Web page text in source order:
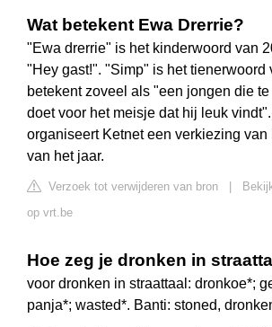
Wat betekent Ewa Drerrie?
"Ewa drerrie" is het kinderwoord van
"Hey gast!". "Simp" is het tienerwoord
betekent zoveel als "een jongen die
doet voor het meisje dat hij leuk
organiseert Ketnet een verkiezing van
van het jaar.
Verzoek tot verwijderen van bron
op vrt.be
Hoe zeg je dronken in
voor dronken in straattaal: dronkoe*;
panja*; wasted*. Banti: stoned,